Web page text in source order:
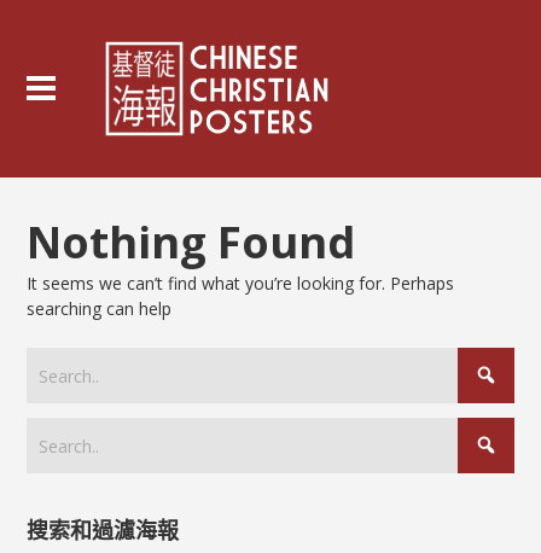
Nothing Found
It seems we can’t find what you’re looking for. Perhaps
searching can help
搜索和過濾海報